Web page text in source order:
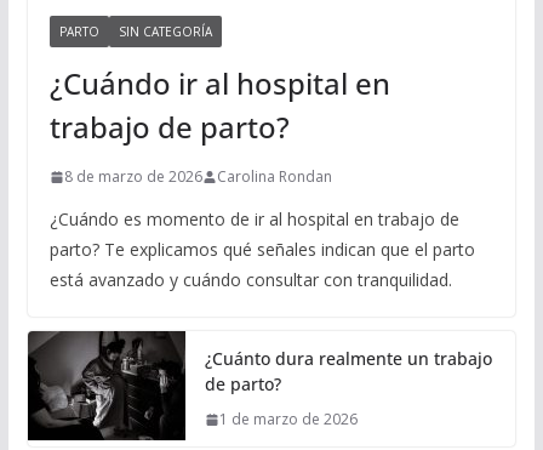
PARTO SIN CATEGORÍA
¿Cuándo ir al hospital en
trabajo de parto?
8 de marzo de 2026 Carolina Rondan
¿Cuándo es momento de ir al hospital en trabajo de
parto? Te explicamos qué señales indican que el parto
está avanzado y cuándo consultar con tranquilidad.
¿Cuánto dura realmente un trabajo
de parto?
1 de marzo de 2026